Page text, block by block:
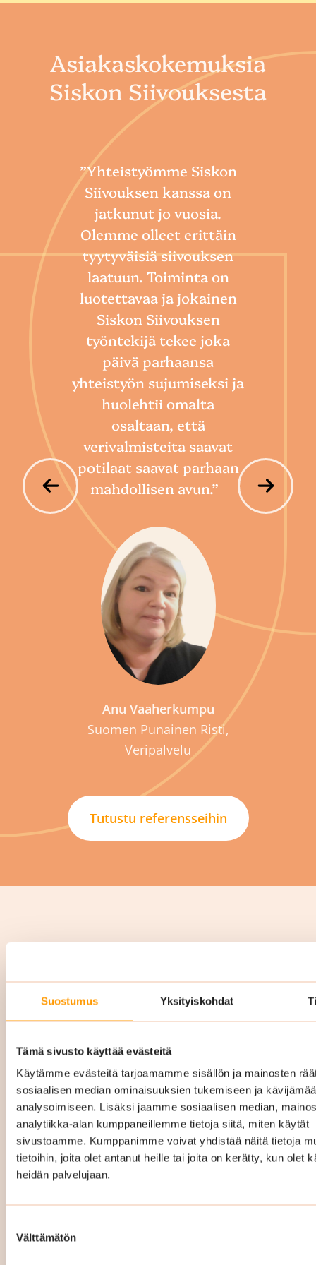
Suostumus Yksityiskohdat
Tämä sivusto käyttää evästeitä
Käytämme evästeitä tarjoamamme sisällön ja mainosten
sosiaalisen median ominaisuuksien tukemiseen ja
analysoimiseen. Lisäksi jaamme sosiaalisen median,
analytiikka-alan kumppaneillemme tietoja siitä, miten käytät
sivustoamme. Kumppanimme voivat yhdistää näitä tietoja
tietoihin, joita olet antanut heille tai joita on kerätty, kun olet
heidän palvelujaan.
valinta
Välttämätön
Asiakaskokemuksia
Siskon Siivouksesta
”Yhteistyömme Siskon
Siivouksen kanssa on
jatkunut jo vuosia.
Olemme olleet erittäin
tyytyväisiä siivouksen
laatuun. Toiminta on
luotettavaa ja jokainen
Siskon Siivouksen
työntekijä tekee joka
päivä parhaansa
yhteistyön sujumiseksi ja
huolehtii omalta
osaltaan, että
verivalmisteita saavat
potilaat saavat parhaan
mahdollisen avun.”
Anu Vaaherkumpu
Suomen Punainen Risti,
Veripalvelu
Tutustu referensseihin
Yrityssiivous Vihti hinta
riippuen mm. siivottavan kohteen pinta-alasta,
siivouskertojen määrästä ja millainen
palvelukokonaisuus teille räätälöidään. Hintaan
sisältyy kaikki tarvittavat siivousvälineet ja -
aineet.
Räätälöimme täysin teidän tarpeitanne ja
määräytyy sitten sen mukaan. Hintamme ovat